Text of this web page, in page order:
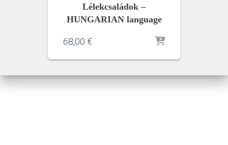
Lélekcsaládok –
HUNGARIAN language
68,00 €